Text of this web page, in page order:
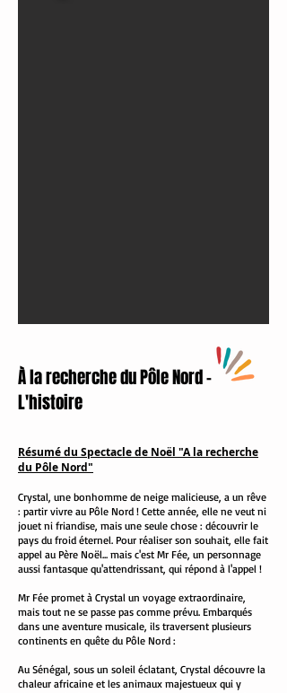
À la recherche du Pôle Nord -
L'histoire
Résumé du Spectacle de Noël "A la recherche
du Pôle Nord"
Crystal, une bonhomme de neige malicieuse, a un rêve
: partir vivre au Pôle Nord ! Cette année, elle ne veut ni
jouet ni friandise, mais une seule chose : découvrir le
pays du froid éternel. Pour réaliser son souhait, elle fait
appel au Père Noël... mais c'est Mr Fée, un personnage
aussi fantasque qu'attendrissant, qui répond à l'appel !
Mr Fée promet à Crystal un voyage extraordinaire,
mais tout ne se passe pas comme prévu. Embarqués
dans une aventure musicale, ils traversent plusieurs
continents en quête du Pôle Nord :
Au Sénégal, sous un soleil éclatant, Crystal découvre la
chaleur africaine et les animaux majestueux qui y